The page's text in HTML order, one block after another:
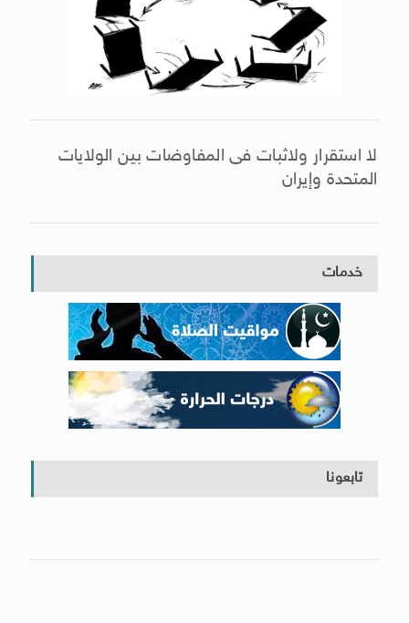
لا استقرار ولاثبات فى المفاوضات بين الولايات
المتحدة وإيران
خدمات
تابعونا